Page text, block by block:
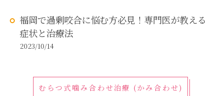
福岡で過剰咬合に悩む方必見！専門医が教える
症状と治療法
2023/10/14
むらつ式噛み合わせ治療 (かみ合わせ)